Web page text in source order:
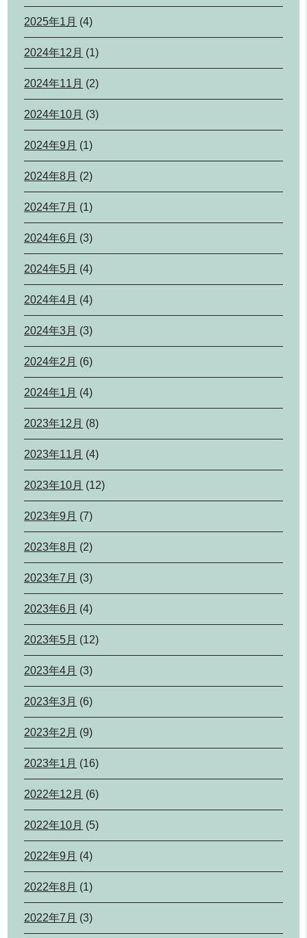
2025年1月 (4)
2024年12月 (1)
2024年11月 (2)
2024年10月 (3)
2024年9月 (1)
2024年8月 (2)
2024年7月 (1)
2024年6月 (3)
2024年5月 (4)
2024年4月 (4)
2024年3月 (3)
2024年2月 (6)
2024年1月 (4)
2023年12月 (8)
2023年11月 (4)
2023年10月 (12)
2023年9月 (7)
2023年8月 (2)
2023年7月 (3)
2023年6月 (4)
2023年5月 (12)
2023年4月 (3)
2023年3月 (6)
2023年2月 (9)
2023年1月 (16)
2022年12月 (6)
2022年10月 (5)
2022年9月 (4)
2022年8月 (1)
2022年7月 (3)